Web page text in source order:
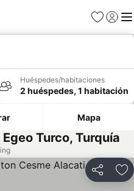
Favoritos
Iniciar
Huéspedes/habitaciones
2 huéspedes, 1 habitación
Mapa
Turco, Turquía
Compartir